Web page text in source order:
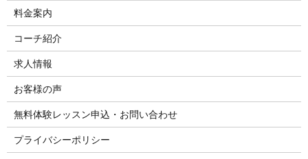
料金案内
コーチ紹介
求人情報
お客様の声
無料体験レッスン申込・お問い合わせ
プライバシーポリシー